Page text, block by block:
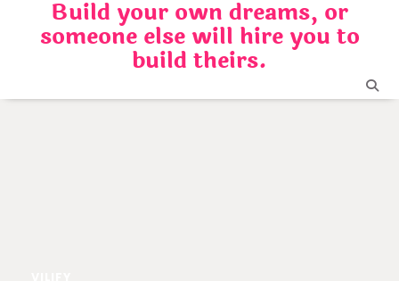
Build your own dreams, or
someone else will hire you to
build theirs.